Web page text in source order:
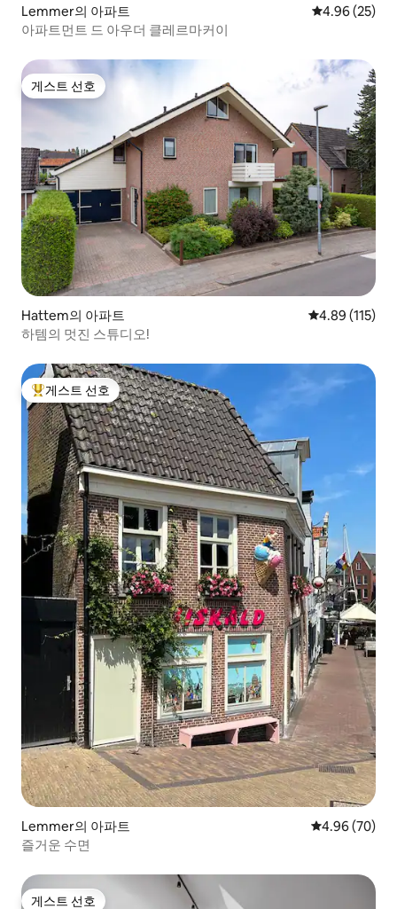
Lemmer의 아파트 평점 4.96점(5
4.96 (25)
아파트먼트 드 아우더 클레르마커이
게스트 선호
게스트 선호
Hattem의 아파트 평점 4.89점(5
4.89 (115)
하템의 멋진 스튜디오!
상위 게스트 선호
게스트 선호
Lemmer의 아파트 평점 4.96점(5
4.96 (70)
즐거운 수면
게스트 선호